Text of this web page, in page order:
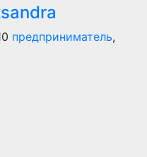
предприниматель,